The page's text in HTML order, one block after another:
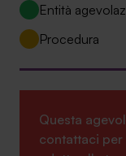
Entità
Procedura
Questa
contattaci